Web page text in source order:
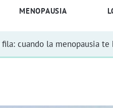
MENOPAUSIA
cuando la menopausia te